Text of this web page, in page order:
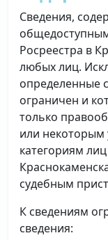
Сведения,
Росреестра в
любых лиц.
определенные
ограничен и
только
или некоторым
категориям
судебным
К сведениям
сведения: